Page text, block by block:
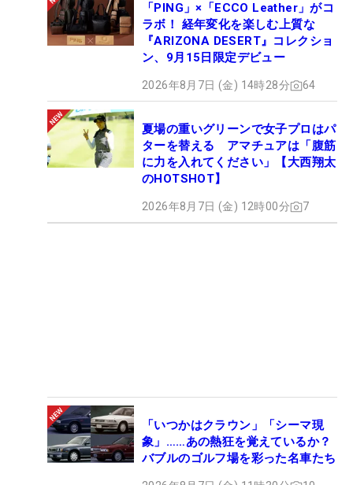
「PING」×「ECCO Leather」がコ
ラボ！ 経年変化を楽しむ上質な
『ARIZONA DESERT』コレクショ
ン、9月15日限定デビュー
2026年8月7日 (金) 14時28分 64
夏場の重いグリーンで女子プロはパ
ターを替える アマチュアは「腹筋
に力を入れてください」【大西翔太
のHOTSHOT】
2026年8月7日 (金) 12時00分 7
「いつかはクラウン」「シーマ現
象」……あの熱狂を覚えているか？
バブルのゴルフ場を彩った名車たち